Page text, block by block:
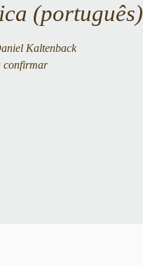
(português)
Kaltenback
confirmar